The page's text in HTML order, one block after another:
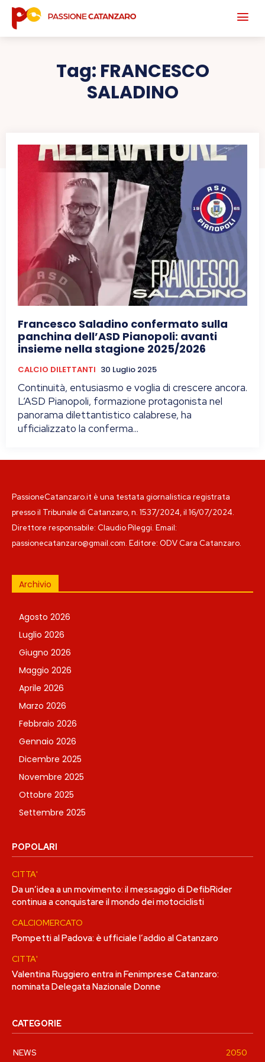
Tag: FRANCESCO
SALADINO
Francesco Saladino confermato sulla
panchina dell’ASD Pianopoli: avanti
insieme nella stagione 2025/2026
CALCIO DILETTANTI 30 Luglio 2025
Continuità, entusiasmo e voglia di crescere ancora.
L’ASD Pianopoli, formazione protagonista nel
panorama dilettantistico calabrese, ha
ufficializzato la conferma...
PassioneCatanzaro.it è una testata giornalistica registrata
presso il Tribunale di Catanzaro, n. 1537/2024, il 16/07/2024.
Direttore responsabile: Claudio Pileggi. Email:
passionecatanzaro@gmail.com. Editore: ODV Cara Catanzaro.
Archivio
Agosto 2026
Luglio 2026
Giugno 2026
Maggio 2026
Aprile 2026
Marzo 2026
Febbraio 2026
Gennaio 2026
Dicembre 2025
Novembre 2025
Ottobre 2025
Settembre 2025
POPOLARI
CITTA'
Da un’idea a un movimento: il messaggio di DefibRider
continua a conquistare il mondo dei motociclisti
CALCIOMERCATO
Pompetti al Padova: è ufficiale l’addio al Catanzaro
CITTA'
Valentina Ruggiero entra in Fenimprese Catanzaro:
nominata Delegata Nazionale Donne
CATEGORIE
NEWS 2050